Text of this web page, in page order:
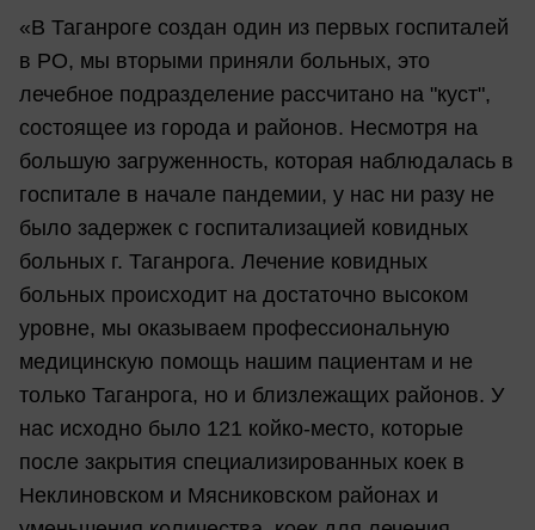
«В Таганроге создан один из первых госпиталей
в РО, мы вторыми приняли больных, это
лечебное подразделение рассчитано на "куст",
состоящее из города и районов. Несмотря на
большую загруженность, которая наблюдалась в
госпитале в начале пандемии, у нас ни разу не
было задержек с госпитализацией ковидных
больных г. Таганрога. Лечение ковидных
больных происходит на достаточно высоком
уровне, мы оказываем профессиональную
медицинскую помощь нашим пациентам и не
только Таганрога, но и близлежащих районов. У
нас исходно было 121 койко-место, которые
после закрытия специализированных коек в
Неклиновском и Мясниковском районах и